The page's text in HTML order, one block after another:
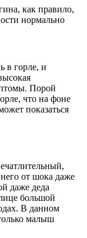
как правило,
нормально
в горле, и
Порой
что на фоне
показаться
от шока даже
даже деда
большой
В данном
малыш